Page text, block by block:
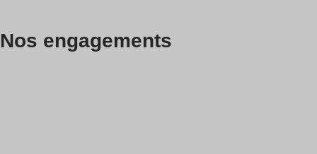
Nos engagements